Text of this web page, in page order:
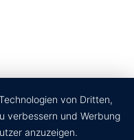
von Dritten,
verbessern und Werbung
anzuzeigen.